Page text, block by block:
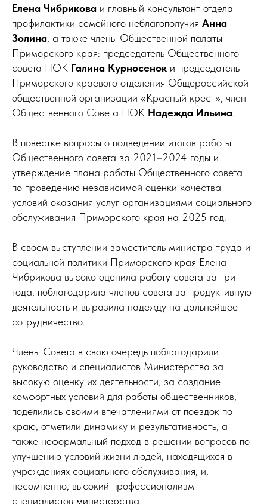
Елена Чибрикова и главный консультант отдела
профилактики семейного неблагополучия Анна
Золина, а также члены Общественной палаты
Приморского края: председатель Общественного
совета НОК Галина Курносенок и председатель
Приморского краевого отделения Общероссийской
общественной организации «Красный крест», член
Общественного Совета НОК Надежда Ильина
В повестке вопросы о подведении итогов работы
Общественного совета за 2021–2024 годы и
утверждение плана работы Общественного совета
по проведению независимой оценки качества
условий оказания услуг организациями социального
обслуживания Приморского края на 2025 год.
В своем выступлении заместитель министра труда и
социальной политики Приморского края Елена
Чибрикова высоко оценила работу совета за три
года, поблагодарила членов совета за продуктивную
деятельность и выразила надежду на дальнейшее
сотрудничество.
Члены Совета в свою очередь поблагодарили
руководство и специалистов Министерства за
высокую оценку их деятельности, за создание
комфортных условий для работы общественников,
поделились своими впечатлениями от поездок по
краю, отметили динамику и результативность, а
также неформальный подход в решении вопросов по
улучшению условий жизни людей, находящихся в
учреждениях социального обслуживания, и,
несомненно, высокий профессионализм
специалистов министерства.